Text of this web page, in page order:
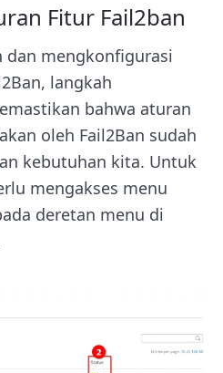
Fitur Fail2ban
dan mengkonfigurasi
langkah
bahwa aturan
oleh Fail2Ban sudah
kebutuhan kita. Untuk
mengakses menu
deretan menu di